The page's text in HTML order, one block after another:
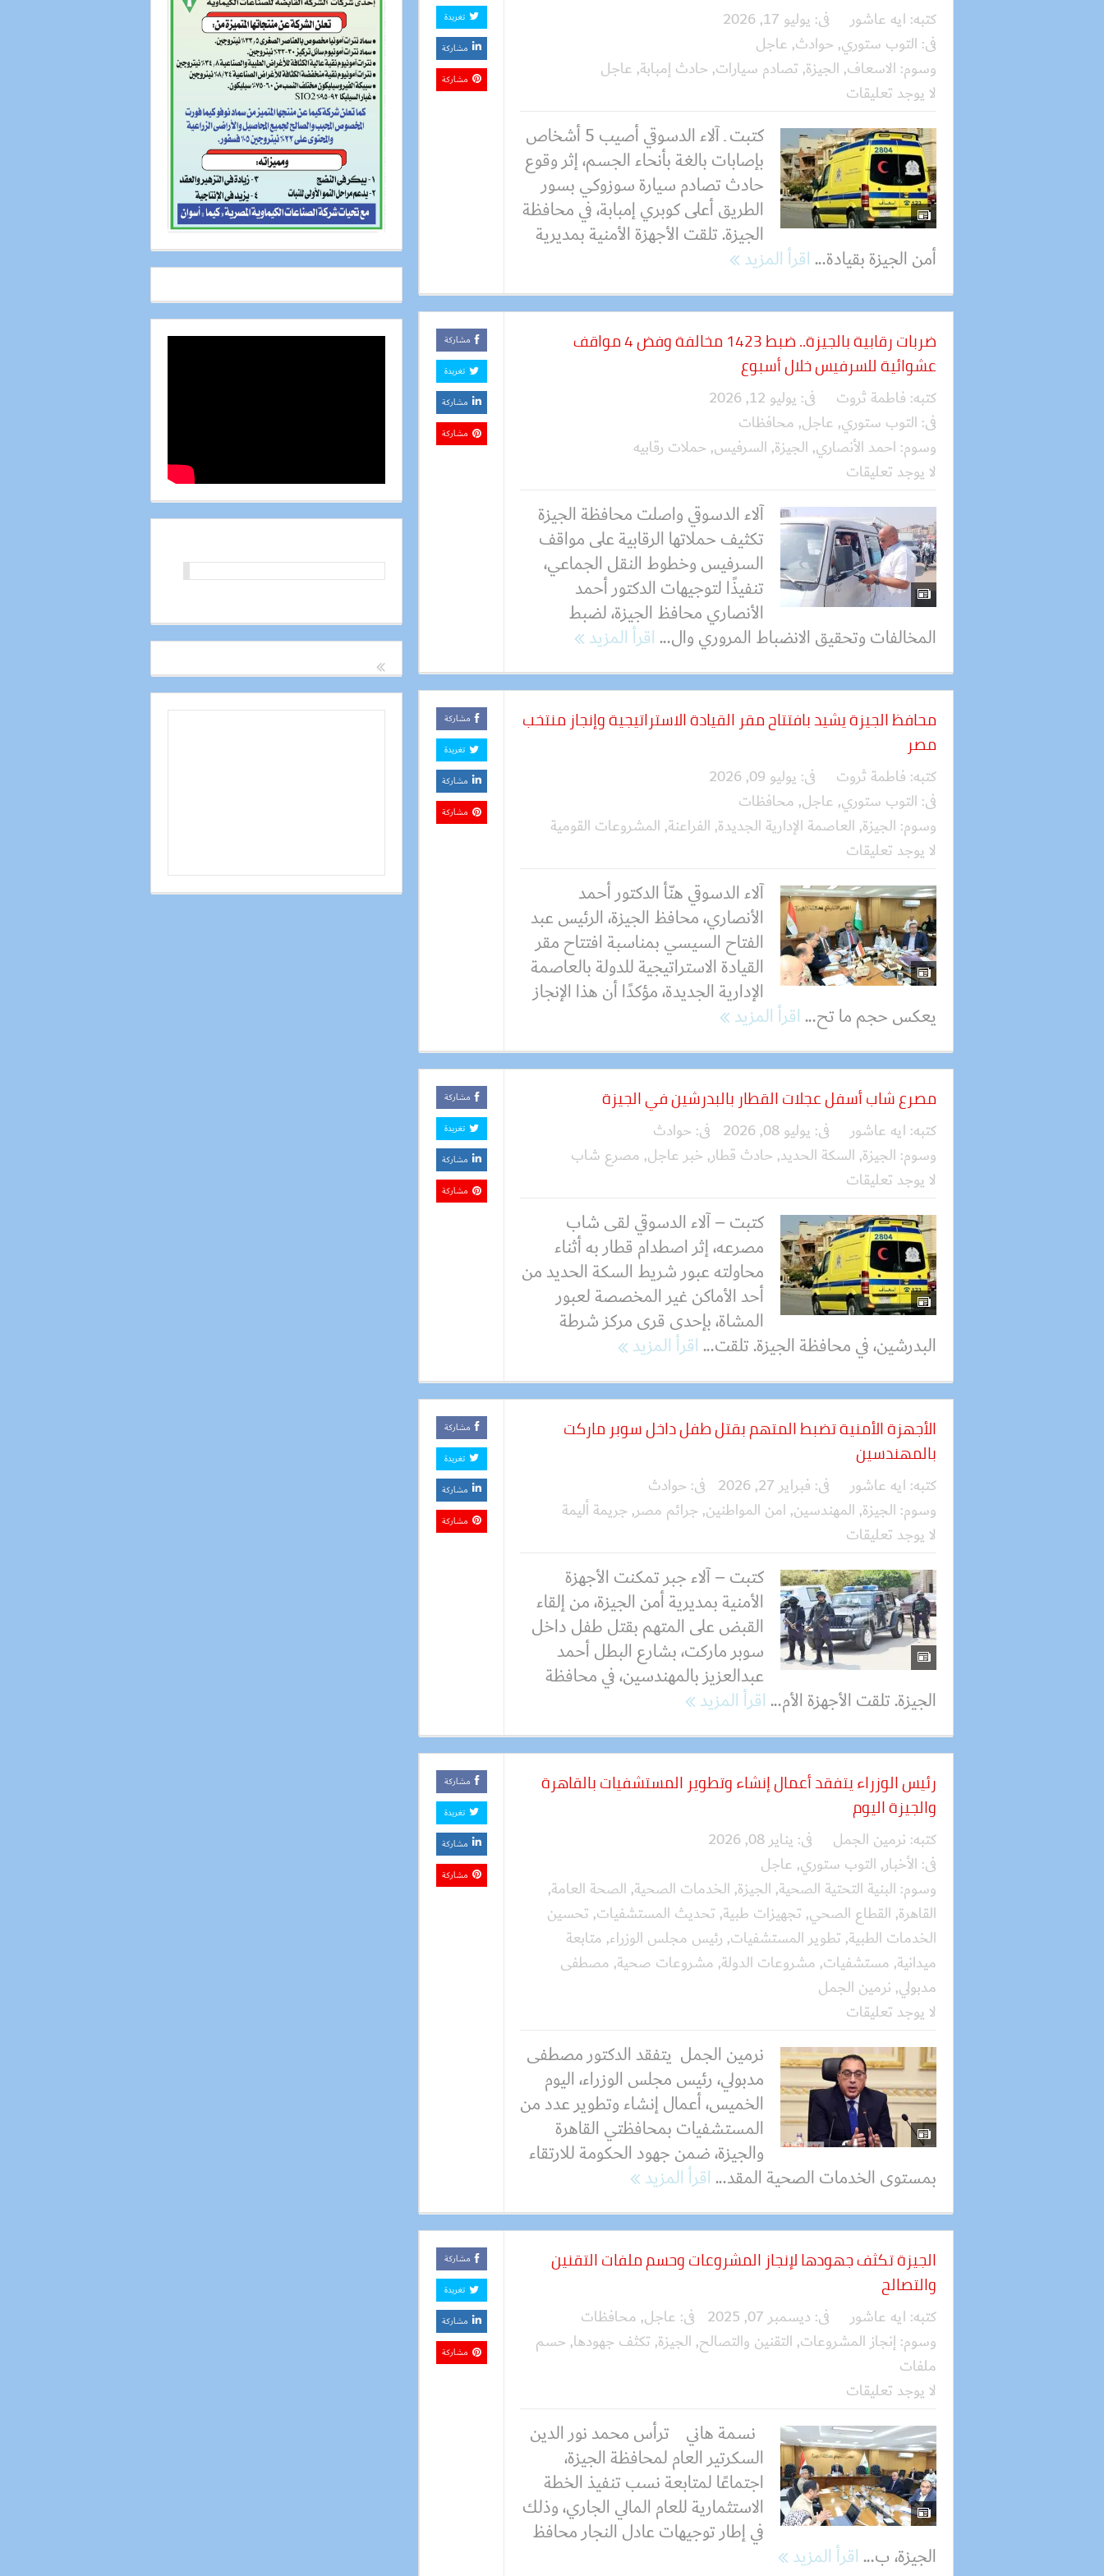
كتبه: ايه عاشور فى: يوليو 17, 2026
فى: التوب ستوري, حوادث, عاجل
وسوم: الاسعاف, الجيزة, تصادم سيارات, حادث إمبابة, عاجل
لا يوجد تعليقات
كتبت ـ آلاء الدسوقي أصيب 5 أشخاص
بإصابات بالغة بأنحاء الجسم، إثر وقوع
حادث تصادم سيارة سوزوكي بسور
الطريق أعلى كوبري إمبابة، في محافظة
الجيزة. تلقت الأجهزة الأمنية بمديرية
أمن الجيزة بقيادة...اقرأ المزيد
تغريدة
مشاركة
مشاركة
ضربات رقابية بالجيزة.. ضبط 1423 مخالفة وفض 4 مواقف
عشوائية للسرفيس خلال أسبوع
كتبه: فاطمة ثروت فى: يوليو 12, 2026
فى: التوب ستوري, عاجل, محافظات
وسوم: احمد الأنصاري, الجيزة, السرفيس, حملات رقابيه
لا يوجد تعليقات
آلاء الدسوقي واصلت محافظة الجيزة
تكثيف حملاتها الرقابية على مواقف
السرفيس وخطوط النقل الجماعي،
تنفيذًا لتوجيهات الدكتور أحمد
الأنصاري محافظ الجيزة، لضبط
المخالفات وتحقيق الانضباط المروري وال...اقرأ المزيد
مشاركة
تغريدة
مشاركة
مشاركة
محافظ الجيزة يشيد بافتتاح مقر القيادة الاستراتيجية وإنجاز منتخب
مصر
كتبه: فاطمة ثروت فى: يوليو 09, 2026
فى: التوب ستوري, عاجل, محافظات
وسوم: الجيزة, العاصمة الإدارية الجديدة, الفراعنة, المشروعات القومية
لا يوجد تعليقات
آلاء الدسوقي هنّأ الدكتور أحمد
الأنصاري، محافظ الجيزة، الرئيس عبد
الفتاح السيسي بمناسبة افتتاح مقر
القيادة الاستراتيجية للدولة بالعاصمة
الإدارية الجديدة، مؤكدًا أن هذا الإنجاز
يعكس حجم ما تح...اقرأ المزيد
مشاركة
تغريدة
مشاركة
مشاركة
مصرع شاب أسفل عجلات القطار بالبدرشين في الجيزة
كتبه: ايه عاشور فى: يوليو 08, 2026 فى: حوادث
وسوم: الجيزة, السكة الحديد, حادث قطار, خبر عاجل, مصرع شاب
لا يوجد تعليقات
كتبت – آلاء الدسوقي لقى شاب
مصرعه، إثر اصطدام قطار به أثناء
محاولته عبور شريط السكة الحديد من
أحد الأماكن غير المخصصة لعبور
المشاة، بإحدى قرى مركز شرطة
البدرشين، في محافظة الجيزة. تلقت...اقرأ المزيد
مشاركة
تغريدة
مشاركة
مشاركة
الأجهزة الأمنية تضبط المتهم بقتل طفل داخل سوبر ماركت
بالمهندسين
كتبه: ايه عاشور فى: فبراير 27, 2026 فى: حوادث
وسوم: الجيزة, المهندسين, امن المواطنين, جرائم مصر, جريمة أليمة
لا يوجد تعليقات
كتبت – آلاء جبر تمكنت الأجهزة
الأمنية بمديرية أمن الجيزة، من إلقاء
القبض على المتهم بقتل طفل داخل
سوبر ماركت، بشارع البطل أحمد
عبدالعزيز بالمهندسين، في محافظة
الجيزة. تلقت الأجهزة الأم...اقرأ المزيد
مشاركة
تغريدة
مشاركة
مشاركة
رئيس الوزراء يتفقد أعمال إنشاء وتطوير المستشفيات بالقاهرة
والجيزة اليوم
كتبه: نرمين الجمل فى: يناير 08, 2026
فى: الأخبار, التوب ستوري, عاجل
وسوم: البنية التحتية الصحية, الجيزة, الخدمات الصحية, الصحة العامة,
القاهرة, القطاع الصحي, تجهيزات طبية, تحديث المستشفيات, تحسين
الخدمات الطبية, تطوير المستشفيات, رئيس مجلس الوزراء, متابعة
ميدانية, مستشفيات, مشروعات الدولة, مشروعات صحية, مصطفى
مدبولي, نرمين الجمل
لا يوجد تعليقات
نرمين الجمل يتفقد الدكتور مصطفى
مدبولي، رئيس مجلس الوزراء، اليوم
الخميس، أعمال إنشاء وتطوير عدد من
المستشفيات بمحافظتي القاهرة
والجيزة، ضمن جهود الحكومة للارتقاء
بمستوى الخدمات الصحية المقد...اقرأ المزيد
مشاركة
تغريدة
مشاركة
مشاركة
الجيزة تكثف جهودها لإنجاز المشروعات وحسم ملفات التقنين
والتصالح
كتبه: ايه عاشور فى: ديسمبر 07, 2025 فى: عاجل, محافظات
وسوم: إنجاز المشروعات, التقنين والتصالح, الجيزة, تكثف جهودها, حسم
ملفات
لا يوجد تعليقات
نسمة هاني ترأس محمد نور الدين
السكرتير العام لمحافظة الجيزة،
اجتماعًا لمتابعة نسب تنفيذ الخطة
الاستثمارية للعام المالي الجاري، وذلك
في إطار توجيهات عادل النجار محافظ
الجيزة، ب...اقرأ المزيد
مشاركة
تغريدة
مشاركة
مشاركة